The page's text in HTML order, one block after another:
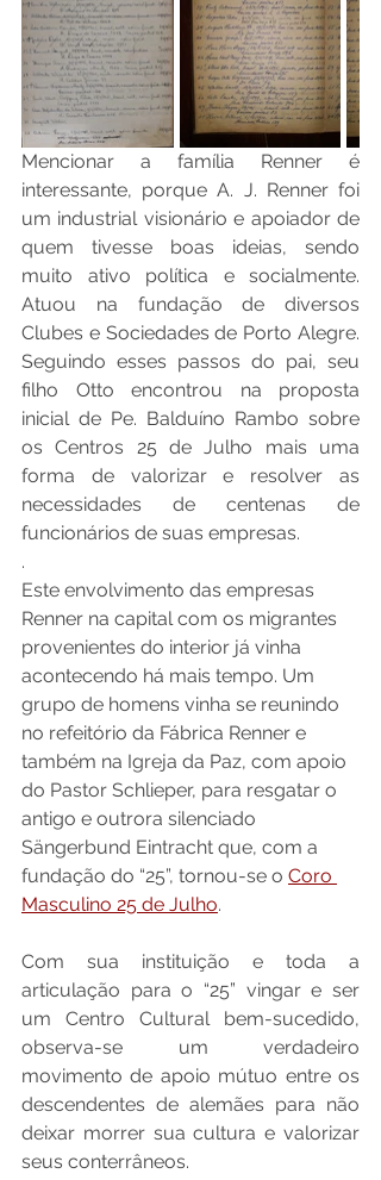
Mencionar a família Renner é
interessante, porque A. J. Renner foi
um industrial visionário e apoiador de
quem tivesse boas ideias, sendo
muito ativo política e socialmente.
Atuou na fundação de diversos
Clubes e Sociedades de Porto Alegre.
Seguindo esses passos do pai, seu
filho Otto encontrou na proposta
inicial de Pe. Balduíno Rambo sobre
os Centros 25 de Julho mais uma
forma de valorizar e resolver as
necessidades de centenas de
funcionários de suas empresas.
.
Este envolvimento das empresas
Renner na capital com os migrantes
provenientes do interior já vinha
acontecendo há mais tempo. Um
grupo de homens vinha se reunindo
no refeitório da Fábrica Renner e
também na Igreja da Paz, com apoio
do Pastor Schlieper, para resgatar o
antigo e outrora silenciado
Sängerbund Eintracht que, com a
fundação do “25”, tornou-se o Coro
Masculino 25 de Julho.
Com sua instituição e toda a
articulação para o “25” vingar e ser
um Centro Cultural bem-sucedido,
observa-se um verdadeiro
movimento de apoio mútuo entre os
descendentes de alemães para não
deixar morrer sua cultura e valorizar
seus conterrâneos.